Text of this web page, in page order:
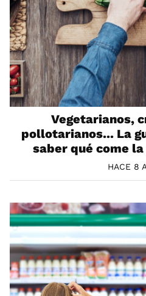
Vegetarianos,
pollotarianos... La
saber qué come
HACE 8